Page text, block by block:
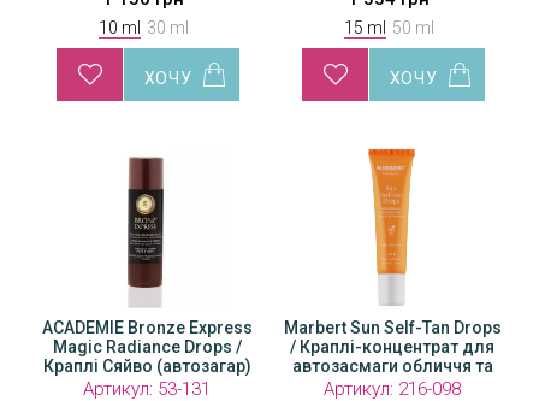
10 ml 30 ml 15 ml 50 ml
ACADEMIE Bronze Express
Magic Radiance Drops /
Краплі Сяйво (автозагар)
Артикул: 53-131
Marbert Sun Self-Tan Drops
/ Краплі-концентрат для
автозасмаги обличчя та
зони декольте
Артикул: 216-098